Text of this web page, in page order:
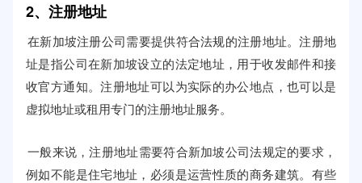
2、注册地址
在新加坡注册公司需要提供符合法规的注册地址。注册地
址是指公司在新加坡设立的法定地址，用于收发邮件和接
收官方通知。注册地址可以为实际的办公地点，也可以是
虚拟地址或租用专门的注册地址服务。
一般来说，注册地址需要符合新加坡公司法规定的要求，
例如不能是住宅地址，必须是运营性质的商务建筑。有些